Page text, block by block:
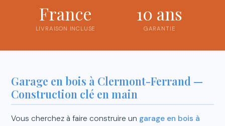
France
LIVRAISON INCLUSE
10 ans
GARANTIE
Garage en bois à Clermont-Ferrand —
Construction clé en main
Vous cherchez à faire construire un garage en bois à